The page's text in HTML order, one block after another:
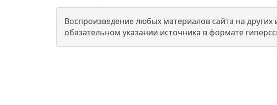
Воспроизведение любых материалов сайта на других
обязательном указании источника в формате